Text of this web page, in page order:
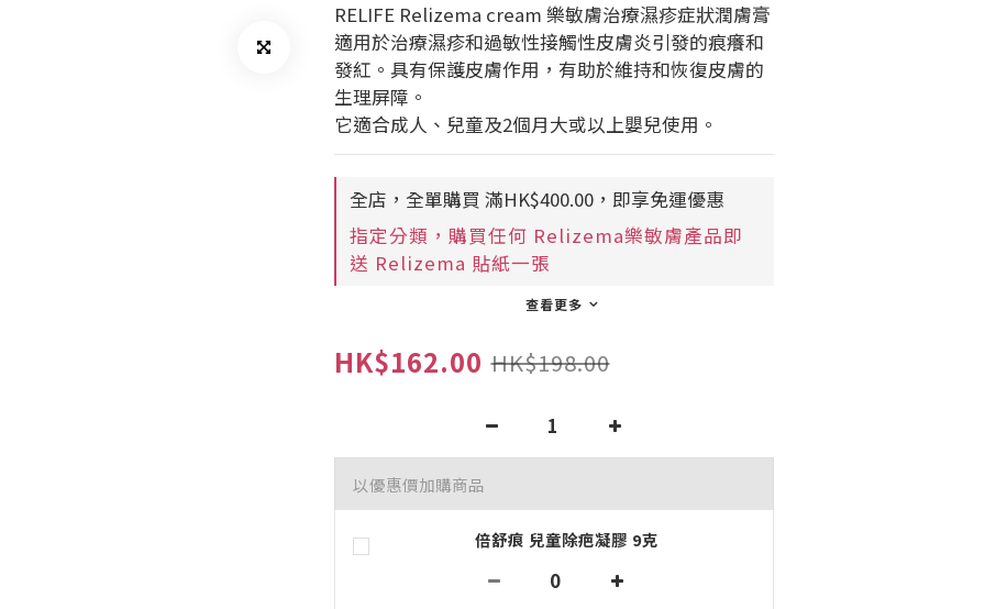
RELIFE Relizema cream 樂敏膚治療濕疹症狀潤膚膏
適用於治療濕疹和過敏性接觸性皮膚炎引發的痕癢和
發紅。具有保護皮膚作用，有助於維持和恢復皮膚的
生理屏障。
它適合成人、兒童及2個月大或以上嬰兒使用。
全店，全單購買 滿HK$400.00，即享免運優惠
指定分類，購買任何 Relizema樂敏膚產品即
送 Relizema 貼紙一張
查看更多
HK$162.00 HK$198.00
以優惠價加購商品
倍舒痕 兒童除疤凝膠 9克